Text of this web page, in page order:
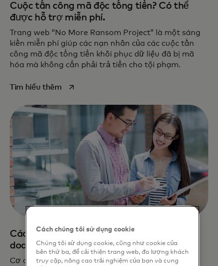
Cuộc tấn công mã độc tống tiền? Có thể
được hỗ trợ miễn phí.
Trang web “No More Ransom Project” là một sáng
kiến miễn phí giúp các nạn nhân của các cuộc tấn
công mã độc tống tiền khôi phục dữ liệu đã bị mã
hóa mà không cần phải trả tiền cho tội phạm.
Tìm hiểu thêmopens in a new tab
Các nhà lãnh đạo doanh nghiệp và chủ
doanh nghiệp vừa và nhỏ
Cơ quan an ninh mạng (CSA) của Singapore cung
Cách chúng tôi sử dụng cookie
Chúng tôi sử dụng cookie, cũng như cookie của
bên thứ ba, để cải thiện trang web, đo lượng khách
truy cập, nâng cao trải nghiệm của bạn và cung